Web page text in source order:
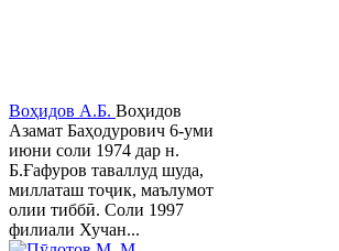
Воҳидов А.Б. Воҳидов
Азамат Баҳодурович 6-уми
июни соли 1974 дар н.
Б.Ғафуров таваллуд шуда,
миллаташ тоҷик, маълумот
олии тиббӣ. Соли 1997
филиали Хучан...